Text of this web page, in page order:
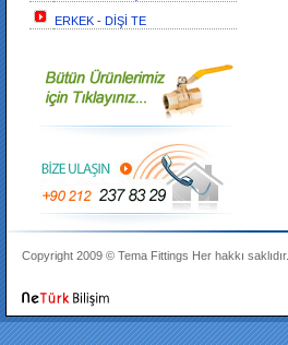
ERKEK - DİŞİ TE
Copyright 2009 © Tema Fittings Her hakkı saklıdır.